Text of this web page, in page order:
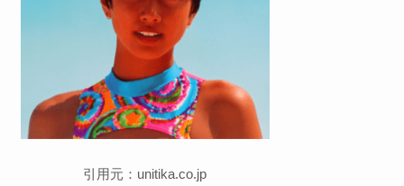
引用元：unitika.co.jp